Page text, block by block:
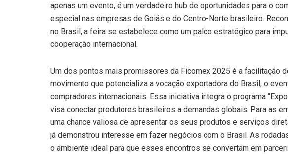
apenas um evento, é um verdadeiro hub de oportunidades para o
especial nas empresas de Goiás e do Centro-Norte brasileiro.
no Brasil, a feira se estabelece como um palco estratégico para
cooperação internacional.
Um dos pontos mais promissores da Ficomex 2025 é a facilitação
movimento que potencializa a vocação exportadora do Brasil, o
compradores internacionais. Essa iniciativa integra o programa
visa conectar produtores brasileiros a demandas globais. Para as
uma chance valiosa de apresentar os seus produtos e serviços
já demonstrou interesse em fazer negócios com o Brasil. As
o ambiente ideal para que esses encontros se convertam em